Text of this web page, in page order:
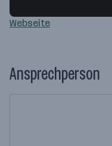
Webseite
Ansprechperson